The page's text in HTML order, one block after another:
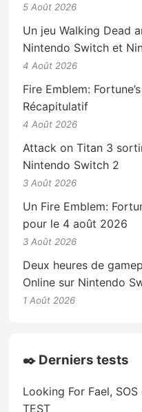
5 Août 2026
Un jeu Walking Dead
Nintendo Switch et
4 Août 2026
Fire Emblem:
Récapitulatif
4 Août 2026
Attack on Titan 3
Nintendo Switch 2
3 Août 2026
Un Fire Emblem:
pour le 4 août 2026
3 Août 2026
Deux heures de
Online sur Nintendo
1 Août 2026
✒️ Derniers tests
Looking For Fael,
TEST